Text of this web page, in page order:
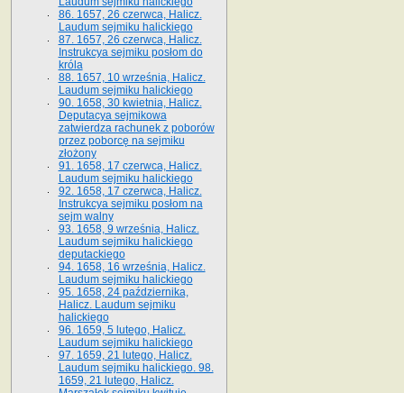
86. 1657, 26 czerwca, Halicz.
Laudum sejmiku halickiego
87. 1657, 26 czerwca, Halicz.
Instrukcya sejmiku posłom do
króla
88. 1657, 10 września, Halicz.
Laudum sejmiku halickiego
90. 1658, 30 kwietnia, Halicz.
Deputacya sejmikowa
zatwierdza rachunek z poborów
przez poborcę na sejmiku
złożony
91. 1658, 17 czerwca, Halicz.
Laudum sejmiku halickiego
92. 1658, 17 czerwca, Halicz.
Instrukcya sejmiku posłom na
sejm walny
93. 1658, 9 września, Halicz.
Laudum sejmiku halickiego
deputackiego
94. 1658, 16 września, Halicz.
Laudum sejmiku halickiego
95. 1658, 24 października,
Halicz. Laudum sejmiku
halickiego
96. 1659, 5 lutego, Halicz.
Laudum sejmiku halickiego
97. 1659, 21 lutego, Halicz.
Laudum sejmiku halickiego. 98.
1659, 21 lutego, Halicz.